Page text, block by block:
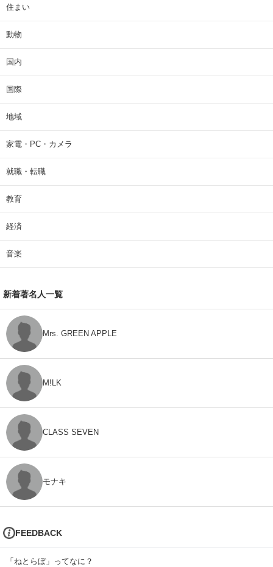
住まい
動物
国内
国際
地域
家電・PC・カメラ
就職・転職
教育
経済
音楽
新着著名人一覧
Mrs. GREEN APPLE
M!LK
CLASS SEVEN
モナキ
FEEDBACK
「ねとらぼ」ってなに？